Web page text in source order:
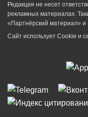
Редакция не несет
рекламных материалах.
«Партнёрский материал» и
Сайт использует Cookie и